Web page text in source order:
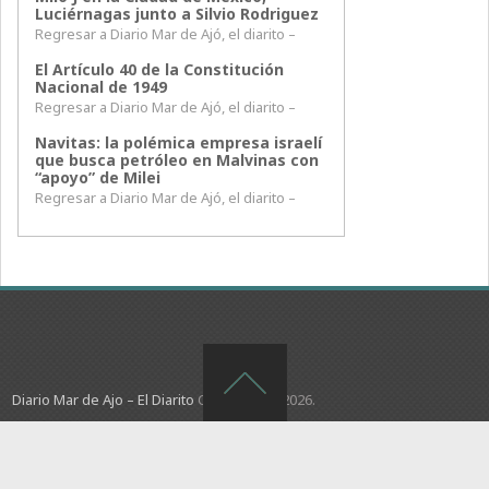
Luciérnagas junto a Silvio Rodriguez
Regresar a Diario Mar de Ajó, el diarito –
El Artículo 40 de la Constitución
Nacional de 1949
Regresar a Diario Mar de Ajó, el diarito –
Navitas: la polémica empresa israelí
que busca petróleo en Malvinas con
“apoyo” de Milei
Regresar a Diario Mar de Ajó, el diarito –
Diario Mar de Ajo – El Diarito Copyright © 2026.